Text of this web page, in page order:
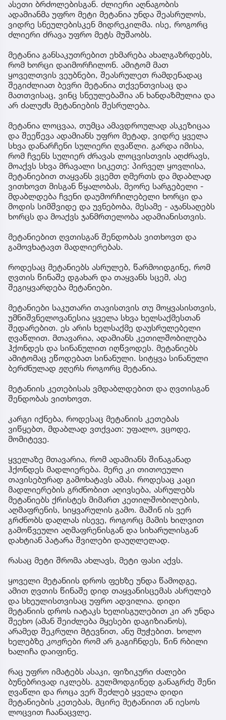
ასეთი ბრძოლებისგან. ძლიერი აღნაგობის
ადამიანმა უფრო მეტი მეტანია უნდა შეასრულოს,
ვიდრე სნეულებისკენ მიდრეკილმა. ისე, როგორც
ძლიერი ძრავა უფრო მეტს მუშაობს.
მეტანია განსაკუთრებით ეხმარება ახალგაზრდებს,
რომ ხორცი დაიმორჩილონ. ამიტომ მათ
ყოველთვის ვეუბნები, შეასრულეთ რამდენადაც
შეგიძლიათ ბევრი მეტანია თქვენთვისაც და
მათთვისაც, ვინც სნეულებაშია ან ხანდაზმულია და
არ ძალუძს მეტანიების შესრულება.
მეტანია ლოცვაა, თუმცა ამავდროულად ასკეზიცაა
და შეეწევა ადამიანს უფრო მეტად, ვიდრე ყველა
სხვა დანარჩენი სულიერი ღვაწლი. გარდა იმისა,
რომ ჩვენს სულიერ ძრავას ლოცვისთვის აღძრავს,
მოაქვს სხვა მრავალი სიკეთე: პირველ ყოვლისა,
მეტანიებით თაყვანს ვცემთ ღმერთს და მდაბლად
ვითხოვთ მისგან წყალობას, მეორე სარგებელი -
მდაბლდება ჩვენი დაუმორჩილებელი ხორცი და
მოდის სიმშვიდე და უვნებობა, მესამე - აჯანსაღებს
ხორცს და მოაქვს ჯანმრთელობა ადამიანისთვის.
მეტანიებით ღვთისგან შენდობას ვითხოვთ და
გამოვხატავთ მადლიერებას.
როდესაც მეტანიებს ასრულებ, წარმოიდგინე, რომ
ღვთის წინაშე დგახარ და თაყვანს სცემ, ასე
შეგიყვარდება მეტანიები.
მეტანიები საკუთარი თავისთვის თუ მოყვასისთვის,
უმნიშვნელოვანესია ყველა სხვა ხელსაქმესთან
შედარებით. ეს არის ხელსაქმე დაუსრულებელი
ღვაწლით. მთავარია, ადამიანს კეთილშობილება
ჰქონდეს და სინანულით იღწვოდეს. მეტანიებს
ამიტომაც ეწოდებათ სინანული. სიტყვა სინანული
ბერძნულად ჟღერს როგორც მეტანია.
მეტანიის კეთებისას ვმდაბლდებით და ღვთისგან
შენდობას ვითხოვთ.
კარგი იქნება, როდესაც მეტანიის კეთებას
ვიწყებთ, მდაბლად ვთქვათ: უფალო, ვცოდე,
მომიტევე.
ყველაზე მთავარია, რომ ადამიანს შინაგანად
ჰქონდეს მადლიერება. მერე კი თითოეული
თავისებურად გამოხატავს ამას. როდესაც კაცი
მადლიერების გრძნობით აღივსება, ასრულებს
მეტანიებს ქრისტეს მიმართ კეთილშობილების,
აღმაფრენის, სიყვარულის გამო. მაშინ ის ვერ
გრძნობს დაღლას ისევე, როგორც მამის ხილვით
გამოწვეული აღმაფრენისგან და სიხარულისგან
დახტიან პატარა შვილები დაუღლელად.
რასაც მეტი შრომა ახლავს, მეტი ფასი აქვს.
ყოველი მეტანიის დროს ფეხზე უნდა წამოდგე,
ამით ღვთის წინაშე დიდ თაყვანისცემას ასრულებ
და სხეულისთვისაც უფრო ადვილია. დიდი
მეტანიის დროს იატაკს ხელისგულებით კი არ უნდა
შეეხო (ამან შეიძლება მყესები დაგიზიანოს),
არამედ შეკრული მტევნით, ანუ მუჭებით. ხოლო
ხელებზე კოჟრები რომ არ გაგიჩნდეს, წინ რბილი
ხალიჩა დაიფინე.
რაც უფრო იმატებს ასაკი, ფიზიკური ძალები
ბუნებრივად იკლებს. გულმოდგინედ განაგრძე შენი
ღვაწლი და როცა ვერ შეძლებ ყველა დიდი
მეტანიების კეთებას, მცირე მეტანიით ან იესოს
ლოცვით ჩაანაცვლე.